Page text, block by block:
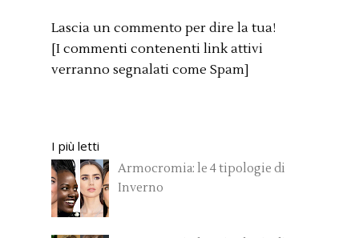
Lascia un commento per dire la tua!
[I commenti contenenti link attivi
verranno segnalati come Spam]
I più letti
Armocromia: le 4 tipologie di
Inverno